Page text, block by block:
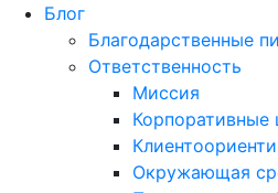
Блог
Благодарственные
Ответственность
Миссия
Корпоративные
Окружающая